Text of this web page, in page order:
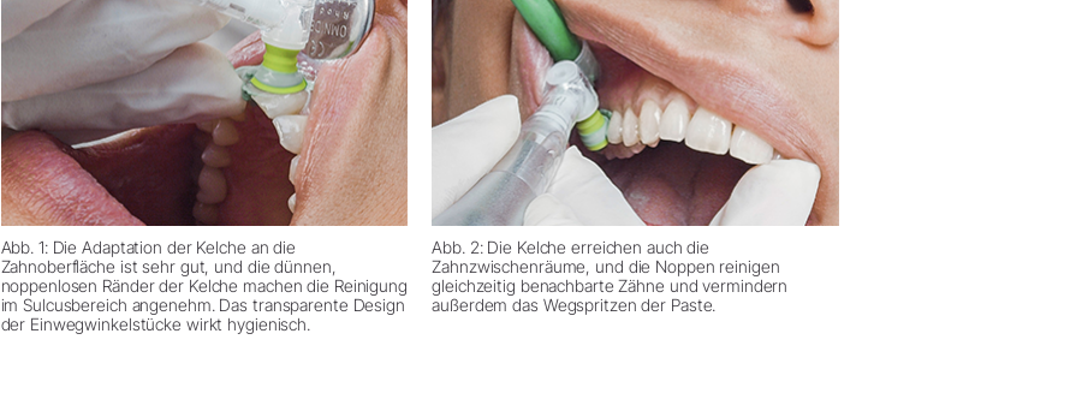
Abb. 1: Die Adaptation der Kelche an die
Zahnoberfläche ist sehr gut, und die dünnen,
noppenlosen Ränder der Kelche machen die Reinigung
im Sulcusbereich angenehm. Das transparente Design
der Einwegwinkelstücke wirkt hygienisch.
Abb. 2: Die Kelche erreichen auch die
Zahnzwischenräume, und die Noppen reinigen
gleichzeitig benachbarte Zähne und vermindern
außerdem das Wegspritzen der Paste.